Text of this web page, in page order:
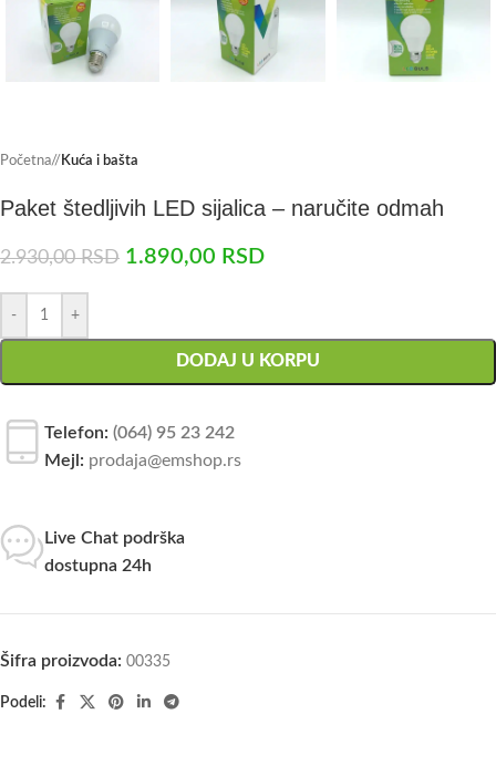
Početna/ Kuća i bašta
Paket štedljivih LED sijalica – naručite odmah
2.930,00RSD 1.890,00 RSD
- +
DODAJ U KORPU
Telefon: (064) 95 23 242
Mejl: prodaja@emshop.rs
Live Chat podrška
dostupna 24h
Šifra proizvoda: 00335
Podeli: